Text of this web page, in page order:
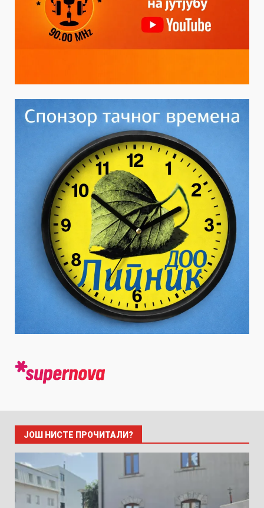
ЈОШ НИСТЕ ПРОЧИТАЛИ?